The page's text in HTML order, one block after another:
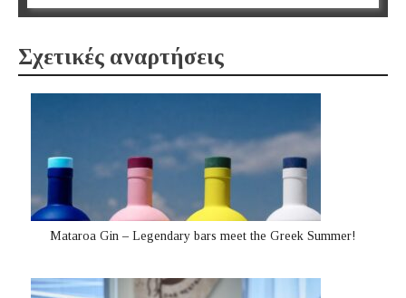
Σχετικές αναρτήσεις
Mataroa Gin – Legendary bars meet the Greek Summer!